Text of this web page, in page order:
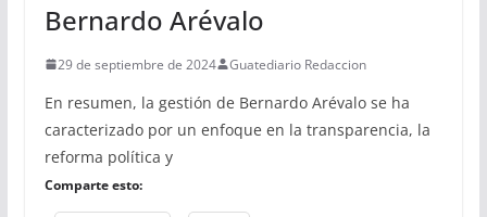
Bernardo Arévalo
29 de septiembre de 2024 Guatediario Redaccion
En resumen, la gestión de Bernardo Arévalo se ha
caracterizado por un enfoque en la transparencia, la
reforma política y
Comparte esto: